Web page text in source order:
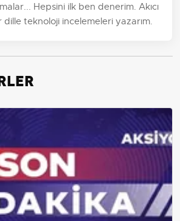
Hepsini ilk ben denerim. Akıcı
teknoloji incelemeleri yazarım.